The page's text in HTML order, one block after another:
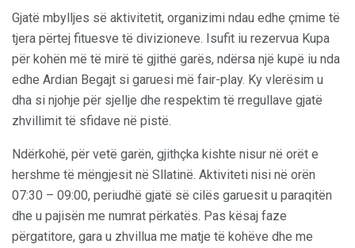
Gjatë mbylljes së aktivitetit, organizimi ndau edhe çmime të
tjera përtej fituesve të divizioneve. Isufit iu rezervua Kupa
për kohën më të mirë të gjithë garës, ndërsa një kupë iu nda
edhe Ardian Begajt si garuesi më fair-play. Ky vlerësim u
dha si njohje për sjellje dhe respektim të rregullave gjatë
zhvillimit të sfidave në pistë.
Ndërkohë, për vetë garën, gjithçka kishte nisur në orët e
hershme të mëngjesit në Sllatinë. Aktiviteti nisi në orën
07:30 – 09:00, periudhë gjatë së cilës garuesit u paraqitën
dhe u pajisën me numrat përkatës. Pas kësaj faze
përgatitore, gara u zhvillua me matje të kohëve dhe me